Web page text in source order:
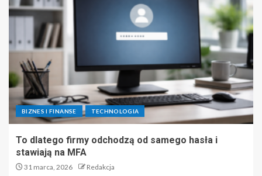
BIZNES I FINANSE TECHNOLOGIA
To dlatego firmy odchodzą od samego hasła i
stawiają na MFA
31 marca, 2026 Redakcja